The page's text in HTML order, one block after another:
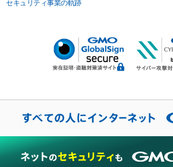
セキュリティ事業の軌跡